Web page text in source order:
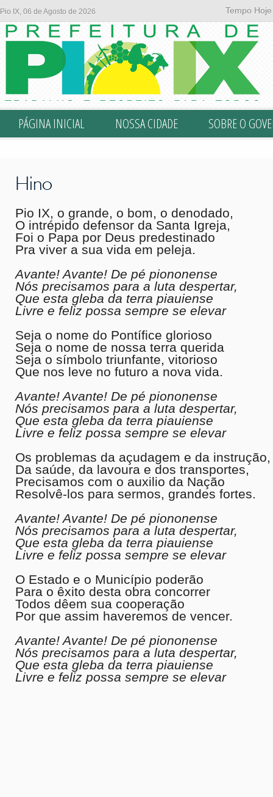
Pio IX, 06 de Agosto de 2026 Tempo
PÁGINA INICIAL NOSSA CIDADE SOBRE O
Hino
Pio IX, o grande, o bom, o denodado,
O intrépido defensor da Santa Igreja,
Foi o Papa por Deus predestinado
Pra viver a sua vida em peleja.
Avante! Avante! De pé piononense
Nós precisamos para a luta despertar,
Que esta gleba da terra piauiense
Livre e feliz possa sempre se elevar
Seja o nome do Pontífice glorioso
Seja o nome de nossa terra querida
Seja o símbolo triunfante, vitorioso
Que nos leve no futuro a nova vida.
Avante! Avante! De pé piononense
Nós precisamos para a luta despertar,
Que esta gleba da terra piauiense
Livre e feliz possa sempre se elevar
Os problemas da açudagem e da instrução,
Da saúde, da lavoura e dos transportes,
Precisamos com o auxilio da Nação
Resolvê-los para sermos, grandes fortes.
Avante! Avante! De pé piononense
Nós precisamos para a luta despertar,
Que esta gleba da terra piauiense
Livre e feliz possa sempre se elevar
O Estado e o Município poderão
Para o êxito desta obra concorrer
Todos dêem sua cooperação
Por que assim haveremos de vencer.
Avante! Avante! De pé piononense
Nós precisamos para a luta despertar,
Que esta gleba da terra piauiense
Livre e feliz possa sempre se elevar